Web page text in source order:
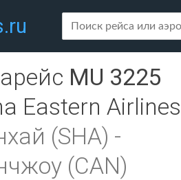
MU 3225
Eastern Airlines
(SHA) -
(CAN)